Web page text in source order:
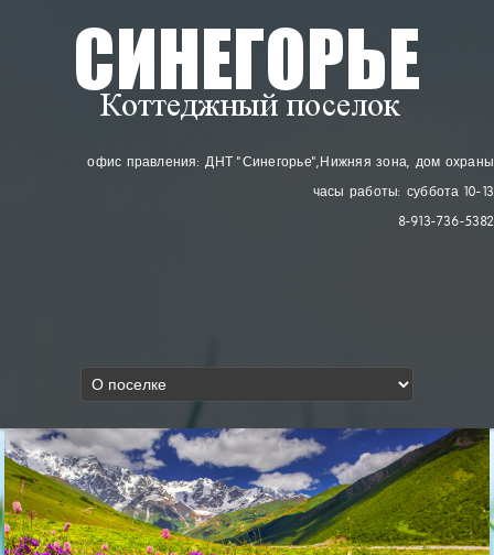
офис правления: ДНТ "Синегорье", Нижняя зона, дом охраны
часы работы: суббота 10-13
8-913-736-5382